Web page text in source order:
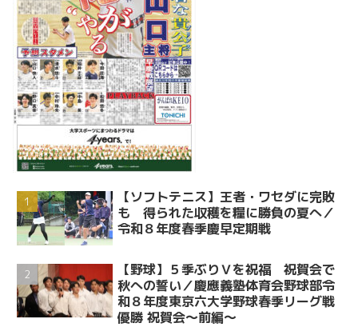
【ソフトテニス】王者・ワセダに完敗
も 得られた収穫を糧に勝負の夏へ／
令和８年度春季慶早定期戦
【野球】５季ぶりＶを祝福 祝賀会で
秋への誓い／慶應義塾体育会野球部令
和８年度東京六大学野球春季リーグ戦
優勝 祝賀会～前編～